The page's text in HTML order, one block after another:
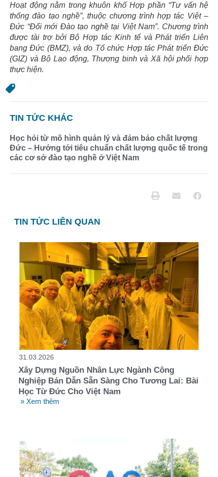
Hoạt động nằm trong khuôn khổ Hợp phần “Tư vấn hệ
thống đào tạo nghề”, thuộc chương trình hợp tác Việt –
Đức “Đổi mới Đào tạo nghề tại Việt Nam”. Chương trình
được tài trợ bởi Bộ Hợp tác Kinh tế và Phát triển Liên
bang Đức (BMZ), và do Tổ chức Hợp tác Phát triển Đức
(GIZ) và Bộ Lao động, Thương binh và Xã hội phối hợp
thực hiện.
TIN TỨC KHÁC
Học hỏi từ mô hình quản lý và đảm bảo chất lượng
Đức – Hướng tới tiêu chuẩn chất lượng quốc tế trong
các cơ sở đào tạo nghề ở Việt Nam
TIN TỨC LIÊN QUAN
31.03.2026
Xây Dựng Nguồn Nhân Lực Ngành Công
Nghiệp Bán Dẫn Sẵn Sàng Cho Tương Lai: Bài
Học Từ Đức Cho Việt Nam
» Xem thêm